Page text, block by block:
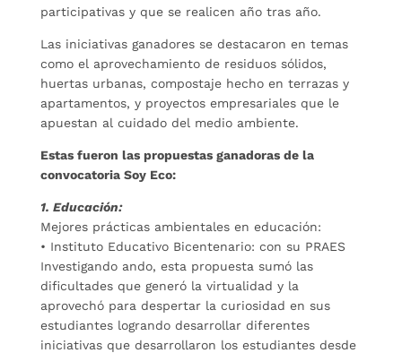
participativas y que se realicen año tras año.
Las iniciativas ganadores se destacaron en temas
como el aprovechamiento de residuos sólidos,
huertas urbanas, compostaje hecho en terrazas y
apartamentos, y proyectos empresariales que le
apuestan al cuidado del medio ambiente.
Estas fueron las propuestas ganadoras de la
convocatoria Soy Eco:
1. Educación:
Mejores prácticas ambientales en educación:
• Instituto Educativo Bicentenario: con su PRAES
Investigando ando, esta propuesta sumó las
dificultades que generó la virtualidad y la
aprovechó para despertar la curiosidad en sus
estudiantes logrando desarrollar diferentes
iniciativas que desarrollaron los estudiantes desde